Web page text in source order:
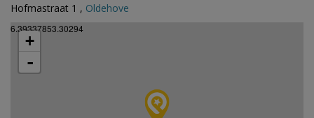
Hofmastraat 1 , Oldehove
6.39337853.30294
+
-